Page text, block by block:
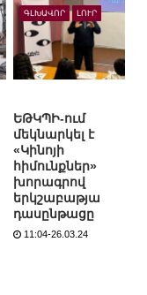
ԳԼԽԱՎՈՐ ԼՈՒՐ
ԵԹԿՊԻ-ում
մեկնարկել է
«Կինոյի
հիմունքներ»
խորագրով
երկշաբաթյա
դասընթացը
11:04-26.03.24